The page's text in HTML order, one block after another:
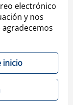
electrónico
y nos
inicio